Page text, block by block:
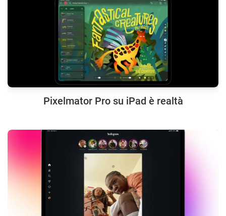
Pixelmator Pro su iPad è realtà